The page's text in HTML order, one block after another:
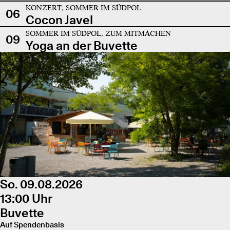
06 KONZERT, SOMMER IM SÜDPOL
Cocon Javel
09
SOMMER IM SÜDPOL, ZUM MITMACHEN
Yoga an der Buvette
So. 09.08.2026
13:00 Uhr
Buvette
Auf Spendenbasis